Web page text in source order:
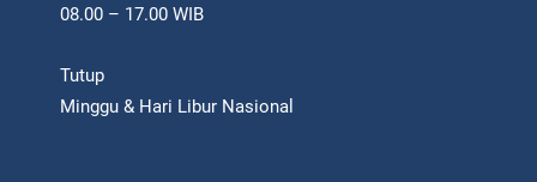
08.00 – 17.00 WIB
Tutup
Minggu & Hari Libur Nasional